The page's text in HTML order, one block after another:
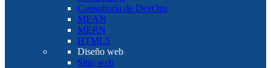
Consultoría de DevOps
MEAN
MERN
HTML5
Diseño web
Sitio web